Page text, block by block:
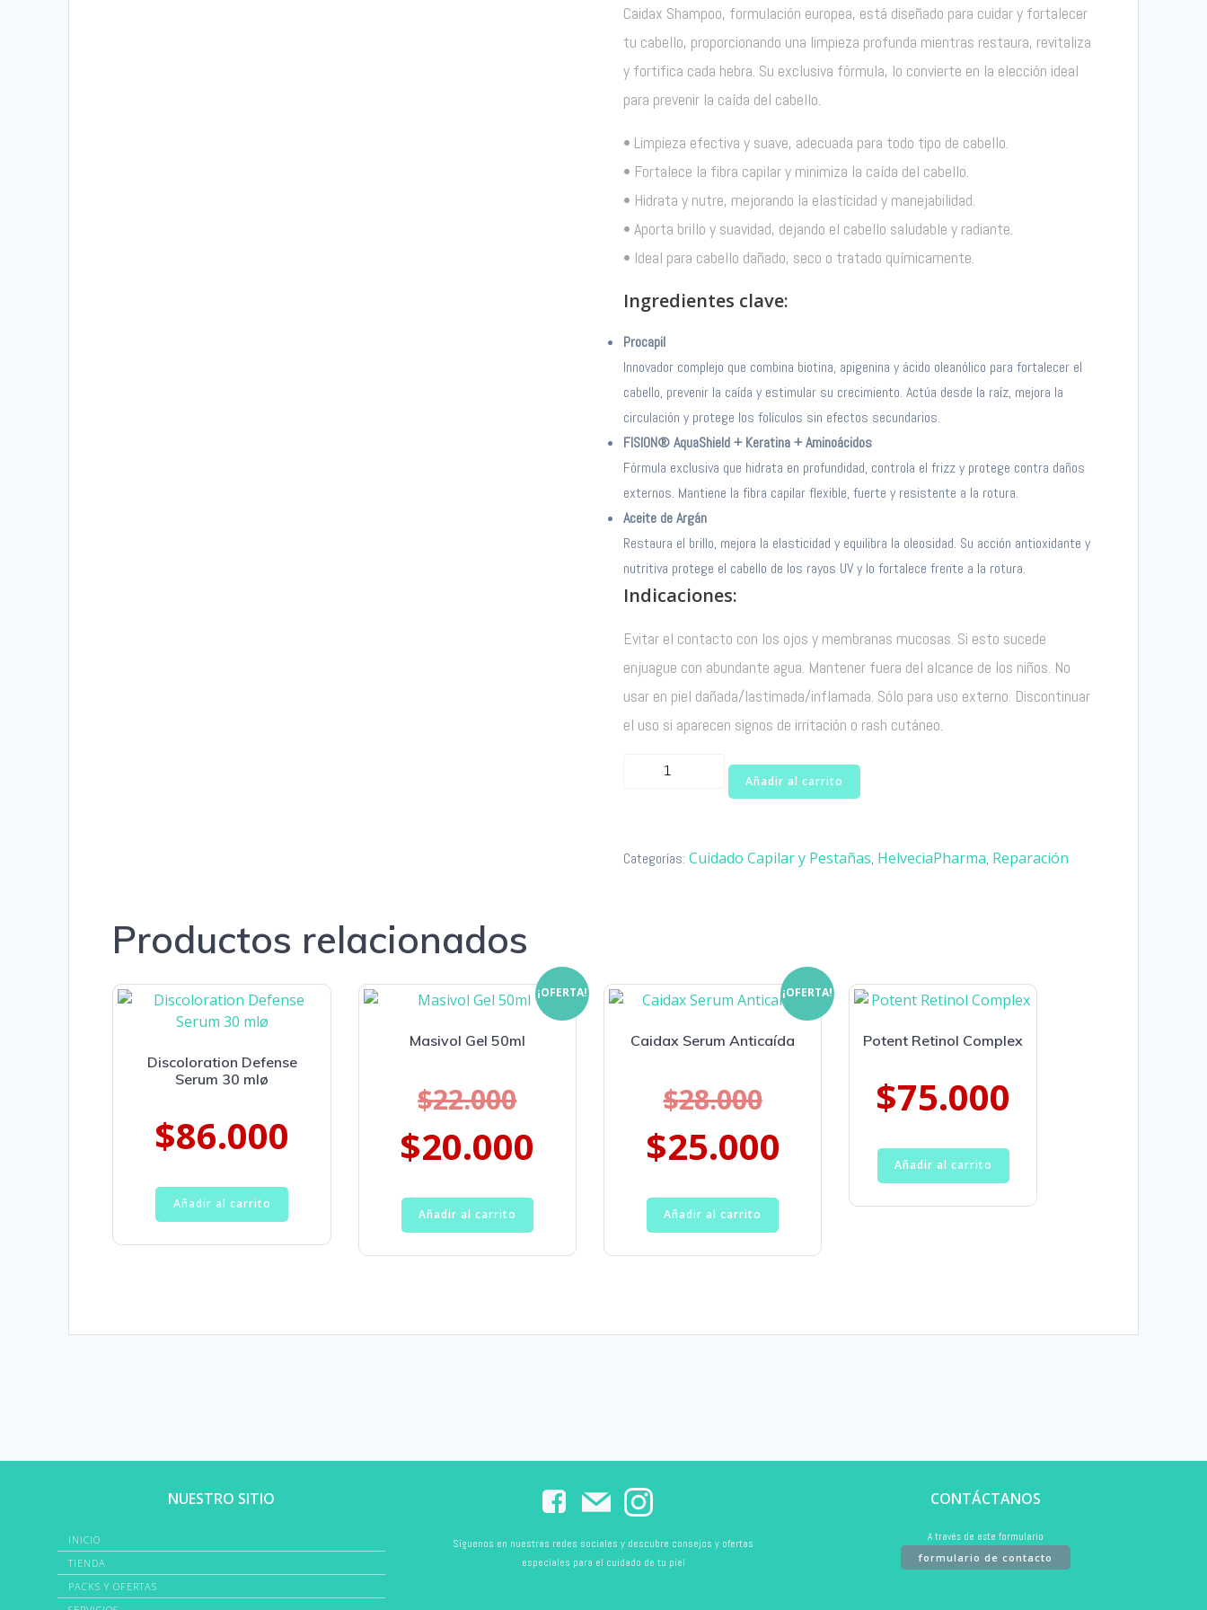
Caidax Shampoo, formulación europea, está diseñado para cuidar y fortalecer
tu cabello, proporcionando una limpieza profunda mientras restaura, revitaliza
y fortifica cada hebra. Su exclusiva fórmula, lo convierte en la elección ideal
para prevenir la caída del cabello.
• Limpieza efectiva y suave, adecuada para todo tipo de cabello.
• Fortalece la fibra capilar y minimiza la caída del cabello.
• Hidrata y nutre, mejorando la elasticidad y manejabilidad.
• Aporta brillo y suavidad, dejando el cabello saludable y radiante.
• Ideal para cabello dañado, seco o tratado químicamente.
Ingredientes clave:
Procapil
Innovador complejo que combina biotina, apigenina y ácido oleanólico para fortalecer el
cabello, prevenir la caída y estimular su crecimiento. Actúa desde la raíz, mejora la
circulación y protege los folículos sin efectos secundarios.
FISION® AquaShield + Keratina + Aminoácidos
Fórmula exclusiva que hidrata en profundidad, controla el frizz y protege contra daños
externos. Mantiene la fibra capilar flexible, fuerte y resistente a la rotura.
Aceite de Argán
Restaura el brillo, mejora la elasticidad y equilibra la oleosidad. Su acción antioxidante y
nutritiva protege el cabello de los rayos UV y lo fortalece frente a la rotura.
Indicaciones:
Evitar el contacto con los ojos y membranas mucosas. Si esto sucede
enjuague con abundante agua. Mantener fuera del alcance de los niños. No
usar en piel dañada/lastimada/inflamada. Sólo para uso externo. Discontinuar
el uso si aparecen signos de irritación o rash cutáneo.
Añadir al carrito
Categorías: Cuidado Capilar y Pestañas, HelveciaPharma, Reparación
Productos relacionados
Discoloration Defense
Serum 30 mlø
$86.000
Añadir al carrito
¡OFERTA!
Masivol Gel 50ml
$22.000
$20.000
Añadir al carrito
¡OFERTA!
Caidax Serum Anticaída
$28.000
$25.000
Añadir al carrito
Potent Retinol Complex
$75.000
Añadir al carrito
NUESTRO SITIO
INICIO
TIENDA
PACKS Y OFERTAS
Síguenos en nuestras redes sociales y descubre consejos y ofertas
especiales para el cuidado de tu piel
CONTÁCTANOS
A través de este formulario
formulario de contacto